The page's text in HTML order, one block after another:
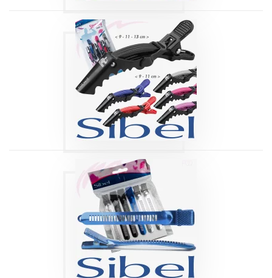
PINCES SÉPARE-
MÈCHES
ARTICULÉS
STRONG
Produits
PINCES SÉPARE-
MÈCHES METAL
10,5 CM SIBEL
Produits